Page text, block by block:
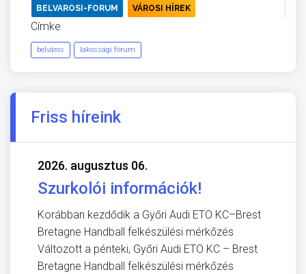
BELVAROSI-FORUM VÁROSI HÍREK
Címke
belváros lakossági fórum
Friss híreink
2026. augusztus 06.
Szurkolói információk!
Korábban kezdődik a Győri Audi ETO KC–Brest
Bretagne Handball felkészülési mérkőzés
Változott a pénteki, Győri Audi ETO KC – Brest
Bretagne Handball felkészülési mérkőzés